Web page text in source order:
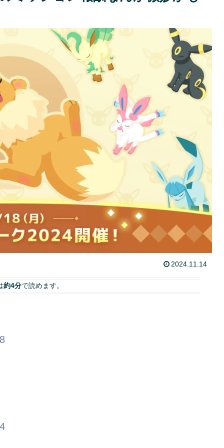
2024.11.14
約4分で読めます。